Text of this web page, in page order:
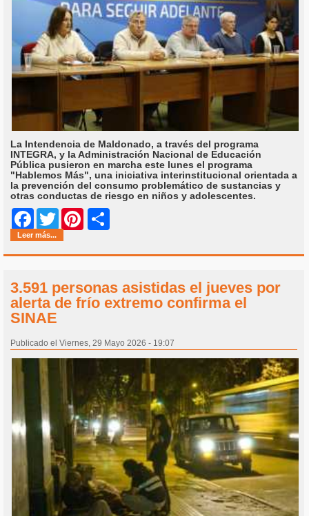
La Intendencia de Maldonado, a través del programa
INTEGRA, y la Administración Nacional de Educación
Pública pusieron en marcha este lunes el programa
"Hablemos Más", una iniciativa interinstitucional orientada a
la prevención del consumo problemático de sustancias y
otras conductas de riesgo en niños y adolescentes.
Facebook
Twitter Pinterest
Leer más...
3.591 personas asistidas el jueves por
alerta de frío extremo confirma el
SINAE
Publicado el Viernes, 29 Mayo 2026 - 19:07